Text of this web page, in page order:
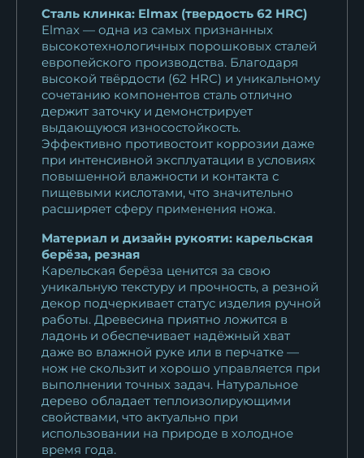
Сталь клинка: Elmax (твердость 62 HRC)
Elmax — одна из самых признанных
высокотехнологичных порошковых сталей
европейского производства. Благодаря
высокой твёрдости (62 HRC) и уникальному
сочетанию компонентов сталь отлично
держит заточку и демонстрирует
выдающуюся износостойкость.
Эффективно противостоит коррозии даже
при интенсивной эксплуатации в условиях
повышенной влажности и контакта с
пищевыми кислотами, что значительно
расширяет сферу применения ножа.
Материал и дизайн рукояти: карельская
берёза, резная
Карельская берёза ценится за свою
уникальную текстуру и прочность, а резной
декор подчеркивает статус изделия ручной
работы. Древесина приятно ложится в
ладонь и обеспечивает надёжный хват
даже во влажной руке или в перчатке —
нож не скользит и хорошо управляется при
выполнении точных задач. Натуральное
дерево обладает теплоизолирующими
свойствами, что актуально при
использовании на природе в холодное
время года.